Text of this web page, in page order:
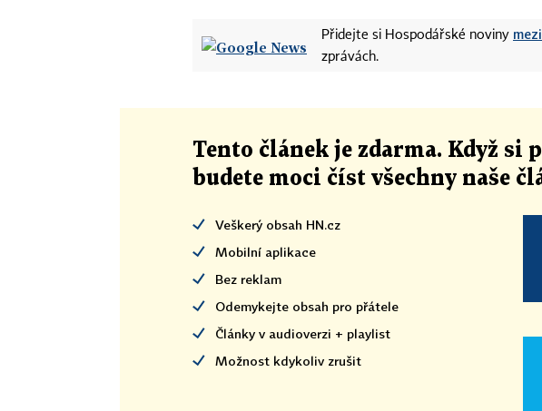
Přidejte si Hospodářské noviny
zprávách.
Tento článek je zdarma. Když si
budete moci číst všechny naše
Veškerý obsah HN.cz
Mobilní aplikace
Bez reklam
Odemykejte obsah pro přátele
Články v audioverzi + playlist
Možnost kdykoliv zrušit